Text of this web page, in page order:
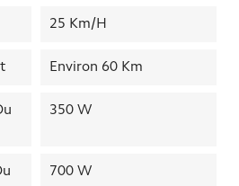
25 Km/h
Environ 60 Km
350 W
700 W